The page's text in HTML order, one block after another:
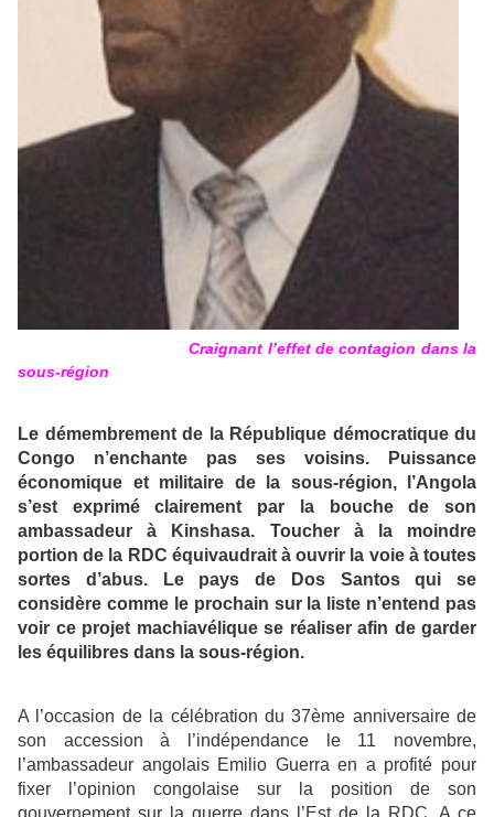
Craignant l’effet de contagion dans la
sous-région
Le démembrement de la République démocratique du
Congo n’enchante pas ses voisins. Puissance
économique et militaire de la sous-région, l’Angola
s’est exprimé clairement par la bouche de son
ambassadeur à Kinshasa. Toucher à la moindre
portion de la RDC équivaudrait à ouvrir la voie à toutes
sortes d’abus. Le pays de Dos Santos qui se
considère comme le prochain sur la liste n’entend pas
voir ce projet machiavélique se réaliser afin de garder
les équilibres dans la sous-région.
A l’occasion de la célébration du 37ème anniversaire de
son accession à l’indépendance le 11 novembre,
l’ambassadeur angolais Emilio Guerra en a profité pour
fixer l’opinion congolaise sur la position de son
gouvernement sur la guerre dans l’Est de la RDC. A ce